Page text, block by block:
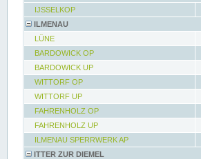
IJSSELKOP
ILMENAU
LÜNE
BARDOWICK OP
BARDOWICK UP
WITTORF OP
WITTORF UP
FAHRENHOLZ OP
FAHRENHOLZ UP
ILMENAU SPERRWERK AP
ITTER ZUR DIEMEL